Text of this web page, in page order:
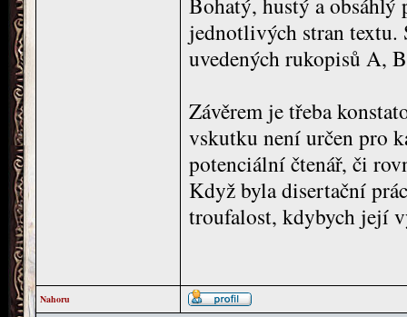
jednotlivých stran textu.
uvedených rukopisů A,
Závěrem je třeba
vskutku není určen pro
potenciální čtenář, či
Když byla disertační
troufalost, kdybych její
Nahoru